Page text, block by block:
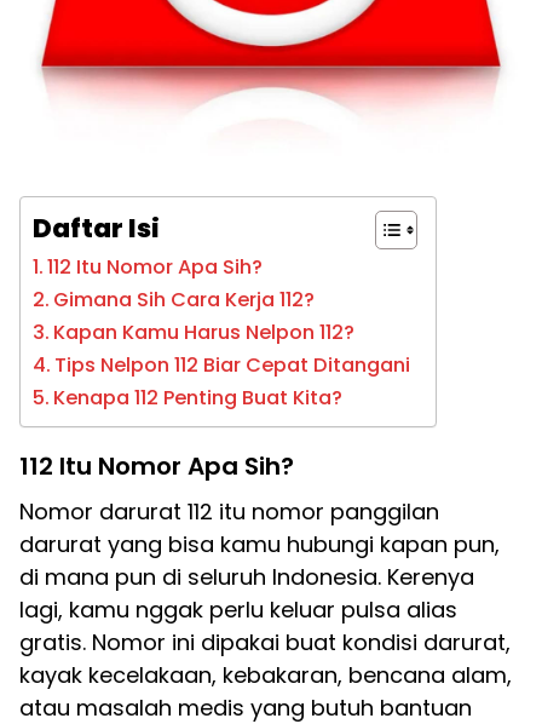
Daftar Isi
112 Itu Nomor Apa Sih?
Gimana Sih Cara Kerja 112?
Kapan Kamu Harus Nelpon 112?
Tips Nelpon 112 Biar Cepat Ditangani
Kenapa 112 Penting Buat Kita?
112 Itu Nomor Apa Sih?
Nomor darurat 112 itu nomor panggilan
darurat yang bisa kamu hubungi kapan pun,
di mana pun di seluruh Indonesia. Kerenya
lagi, kamu nggak perlu keluar pulsa alias
gratis. Nomor ini dipakai buat kondisi darurat,
kayak kecelakaan, kebakaran, bencana alam,
atau masalah medis yang butuh bantuan